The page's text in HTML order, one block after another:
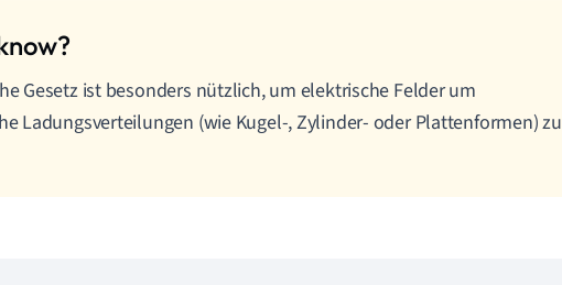
Gesetz ist besonders nützlich, um elektrische Felder um
Ladungsverteilungen (wie Kugel-, Zylinder- oder Plattenformen) zu